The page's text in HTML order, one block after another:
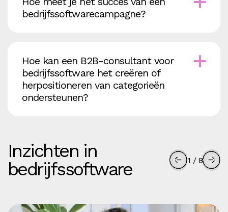
bedrijfssoftwarecampagne?
Hoe kan een B2B-consultant voor
bedrijfssoftware het creëren of
herpositioneren van categorieën
ondersteunen?
Inzichten in
bedrijfssoftware
1 / 8